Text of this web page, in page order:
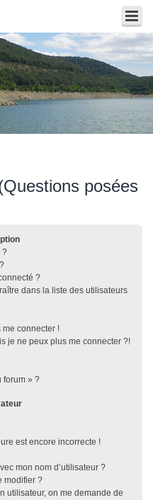
posées
?
?
dans la liste des utilisateurs
connecter !
je ne peux plus me connecter ?!
forum » ?
est encore incorrecte !
mon nom d’utilisateur ?
modifier ?
utilisateur, on me demande de